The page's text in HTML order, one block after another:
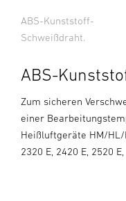
ABS-Kunststoff-
Schweißdraht.
ABS-
Zum sicheren
einer
Heißluftgeräte HM/HL/
2320 E, 2420 E, 2520